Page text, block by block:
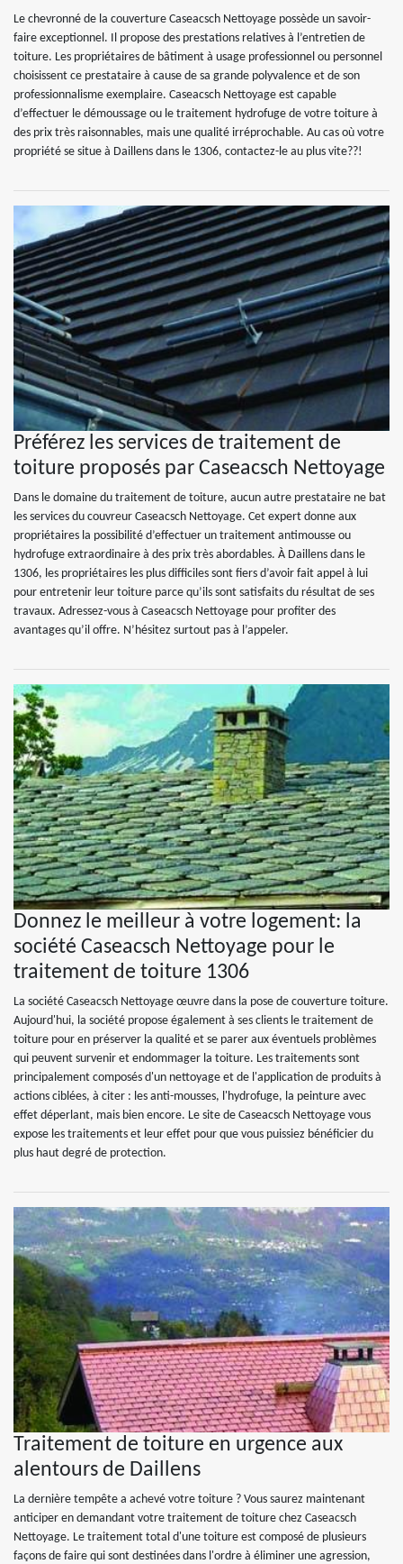
Le chevronné de la couverture Caseacsch Nettoyage possède un savoir-
faire exceptionnel. Il propose des prestations relatives à l’entretien de
toiture. Les propriétaires de bâtiment à usage professionnel ou personnel
choisissent ce prestataire à cause de sa grande polyvalence et de son
professionnalisme exemplaire. Caseacsch Nettoyage est capable
d’effectuer le démoussage ou le traitement hydrofuge de votre toiture à
des prix très raisonnables, mais une qualité irréprochable. Au cas où votre
propriété se situe à Daillens dans le 1306, contactez-le au plus vite??!
Préférez les services de traitement de
toiture proposés par Caseacsch Nettoyage
Dans le domaine du traitement de toiture, aucun autre prestataire ne bat
les services du couvreur Caseacsch Nettoyage. Cet expert donne aux
propriétaires la possibilité d’effectuer un traitement antimousse ou
hydrofuge extraordinaire à des prix très abordables. À Daillens dans le
1306, les propriétaires les plus difficiles sont fiers d’avoir fait appel à lui
pour entretenir leur toiture parce qu’ils sont satisfaits du résultat de ses
travaux. Adressez-vous à Caseacsch Nettoyage pour profiter des
avantages qu’il offre. N’hésitez surtout pas à l’appeler.
Donnez le meilleur à votre logement: la
société Caseacsch Nettoyage pour le
traitement de toiture 1306
La société Caseacsch Nettoyage œuvre dans la pose de couverture toiture.
Aujourd'hui, la société propose également à ses clients le traitement de
toiture pour en préserver la qualité et se parer aux éventuels problèmes
qui peuvent survenir et endommager la toiture. Les traitements sont
principalement composés d'un nettoyage et de l'application de produits à
actions ciblées, à citer : les anti-mousses, l'hydrofuge, la peinture avec
effet déperlant, mais bien encore. Le site de Caseacsch Nettoyage vous
expose les traitements et leur effet pour que vous puissiez bénéficier du
plus haut degré de protection.
Traitement de toiture en urgence aux
alentours de Daillens
La dernière tempête a achevé votre toiture ? Vous saurez maintenant
anticiper en demandant votre traitement de toiture chez Caseacsch
Nettoyage. Le traitement total d'une toiture est composé de plusieurs
façons de faire qui sont destinées dans l'ordre à éliminer une agression,